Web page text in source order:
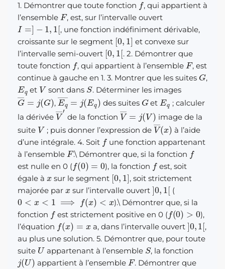
1. Démontrer que toute fonction
, qui appartient à
l’ensemble
F
, est, sur l’intervalle ouvert
I= −
, une fonction indéfiniment dérivable,
croissante sur le segment
[0 1]
et convexe sur
l’intervalle semi-ouvert
[0 1 [
. 2. Démontrer que
toute fonction
, qui appartient à l’ensemble
F
, est
continue à gauche en 1. 3. Montrer que les suites
G
,
Eq
et
V
sont dans
S
. Déterminer les images
G― j( G)
,
Eq =j(E q
des suites
G
et
Eq
; calculer
la dérivée
V―′
de la fonction
V― j(V)
image de la
suite
V
; puis donner l’expression de
V― ( x
à l’aide
d’une intégrale. 4. Soit
une fonction appartenant
à l’ensemble
F
.\ Démontrer que, si la fonction
f
est nulle en 0 (
(0)
), la fonction
f
est, soit
égale à
sur le segment
[0 1]
, soit strictement
majorée par
sur l’intervalle ouvert
]0 1 [
(
0 x ⟹
).\Démontrer que, si la
fonction
est strictement positive en 0 (
f(0)
),
l’équation
(x =
a, dans l’intervalle ouvert
]0 1[
,
au plus une solution. 5. Démontrer que, pour toute
suite
U
appartenant à l’ensemble
S
, la fonction
(U)
appartient à l’ensemble
F
. Démontrer que